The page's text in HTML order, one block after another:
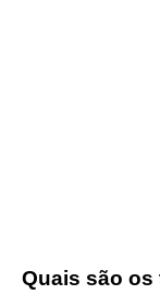
Quais são